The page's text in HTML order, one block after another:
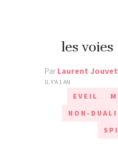
les voies
ParLaurent Jouvet
IL Y'A 1 AN
EVEIL
NON-